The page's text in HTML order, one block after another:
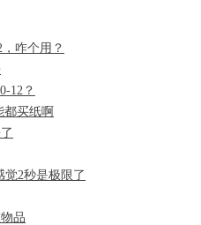
咋个用？
12？
买纸啊
觉2秒是极限了
品